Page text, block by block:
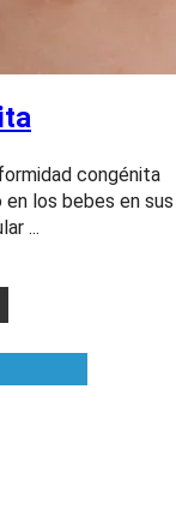
congénita
los bebes en sus
...